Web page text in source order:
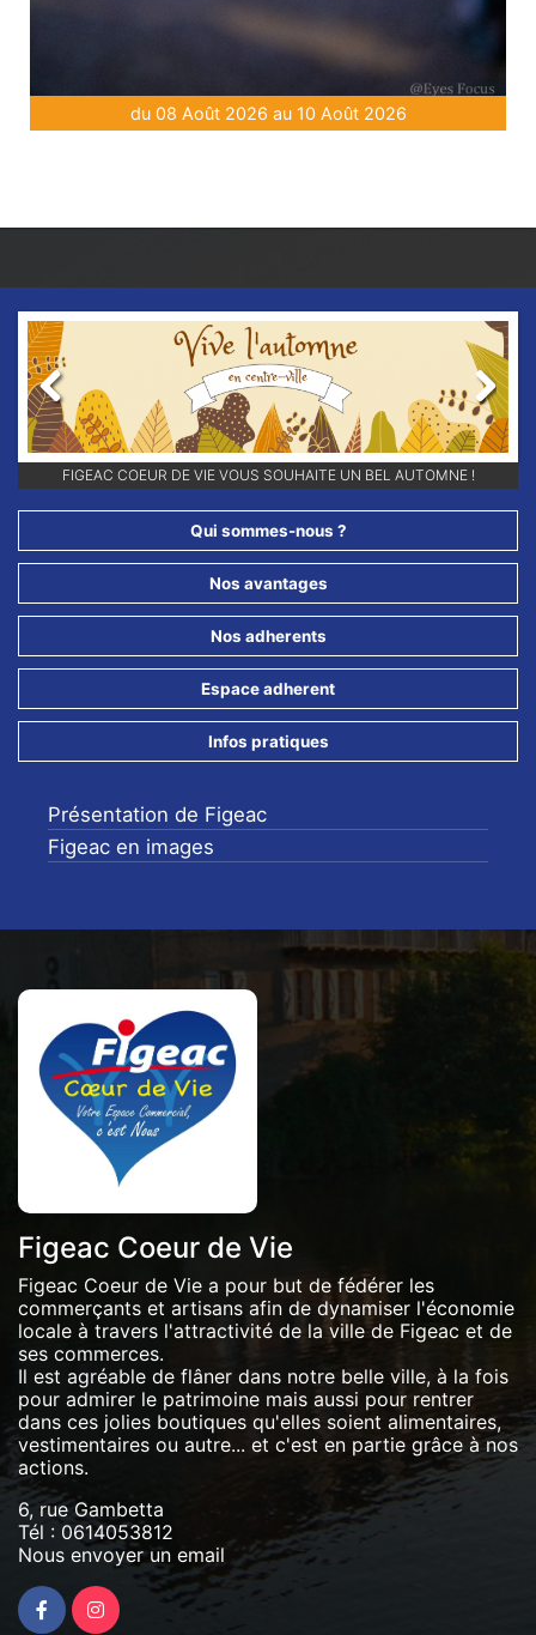
du 08 Août 2026 au 10 Août 2026
RETROUVEZ-NOUS SUR NOS RÉSEAUX SOCIAUX ET ABONNEZ-VOUS
POUR NE RIEN LOUPER DE NOS ANIMATIONS !!
Previous Next
Qui sommes-nous ?
Nos avantages
Nos adherents
Espace adherent
Infos pratiques
Présentation de Figeac
Figeac en images
Figeac Coeur de Vie
Figeac Coeur de Vie a pour but de fédérer les
commerçants et artisans afin de dynamiser l'économie
locale à travers l'attractivité de la ville de Figeac et de
ses commerces.
Il est agréable de flâner dans notre belle ville, à la fois
pour admirer le patrimoine mais aussi pour rentrer
dans ces jolies boutiques qu'elles soient alimentaires,
vestimentaires ou autre... et c'est en partie grâce à nos
actions.
6, rue Gambetta
Tél : 0614053812
Nous envoyer un email